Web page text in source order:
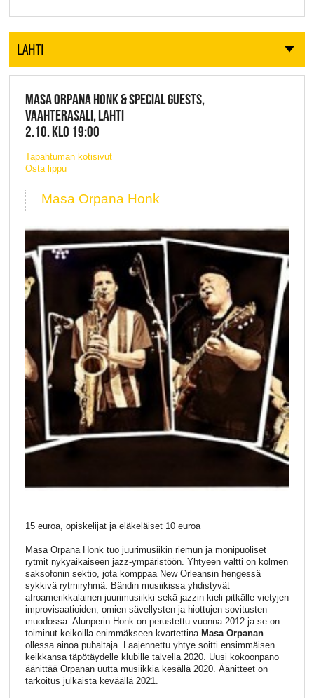
LAHTI
MASA ORPANA HONK & SPECIAL GUESTS,
VAAHTERASALI, LAHTI
2.10. KLO 19:00
Tapahtuman kotisivut
Osta lippu
Masa Orpana Honk
15 euroa, opiskelijat ja eläkeläiset 10 euroa
Masa Orpana Honk tuo juurimusiikin riemun ja monipuoliset
rytmit nykyaikaiseen jazz-ympäristöön. Yhtyeen valtti on kolmen
saksofonin sektio, jota komppaa New Orleansin hengessä
sykkivä rytmiryhmä. Bändin musiikissa yhdistyvät
afroamerikkalainen juurimusiikki sekä jazzin kieli pitkälle vietyjen
improvisaatioiden, omien sävellysten ja hiottujen sovitusten
muodossa. Alunperin Honk on perustettu vuonna 2012 ja se on
toiminut keikoilla enimmäkseen kvartettina Masa Orpanan
ollessa ainoa puhaltaja. Laajennettu yhtye soitti ensimmäisen
keikkansa täpötäydelle klubille talvella 2020. Uusi kokoonpano
äänittää Orpanan uutta musiikkia kesällä 2020. Äänitteet on
tarkoitus julkaista keväällä 2021.